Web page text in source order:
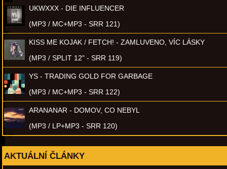
UKWXXX - DIE INFLUENCER
(MP3 / MC+MP3 - SRR 121)
KISS ME KOJAK / FETCH! - ZAMLUVENO, VÍC LÁSKY
(MP3 / SPLIT 12" - SRR 119)
YS - TRADING GOLD FOR GARBAGE
(MP3 / MC+MP3 - SRR 122)
ARANANAR - DOMOV, CO NEBYL
(MP3 / LP+MP3 - SRR 120)
AKTUÁLNÍ ČLÁNKY